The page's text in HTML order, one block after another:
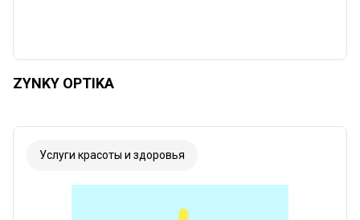
ZYNKY OPTIKA
Услуги красоты и здоровья